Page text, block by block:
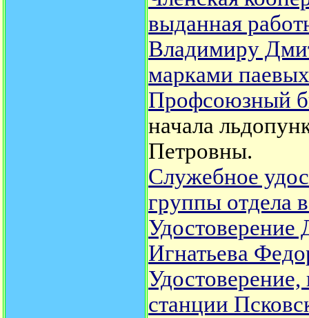
выданная
Владимиру
марками
Профсоюзный
начала
Петровны.
Служебное
группы отдела
Игнатьева
станции